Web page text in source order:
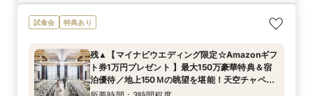
試食会 特典あり
残▲【マイナビウエディング限定☆Amazonギフ
ト券1万円プレゼント 】最大150万豪華特典＆宿
泊優待／地上150Ｍの眺望を堪能！天空チャペル
で感動挙式&上質貸切体験*BIGフェア